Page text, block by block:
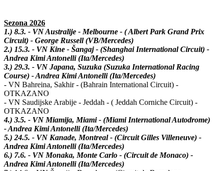
Sezona 2026
1.) 8.3. - VN Australije - Melbourne - ( Albert Park Grand Prix
Circuit) - George Russell (VB/Mercedes)
2.) 15.3. - VN Kine - Šangaj - (Shanghai International Circuit) -
Andrea Kimi Antonelli (Ita/Mercedes)
3.) 29.3. - VN Japana, Suzuka (Suzuka International Racing
Course) - Andrea Kimi Antonelli (Ita/Mercedes)
- VN Bahreina, Sakhir - (Bahrain International Circuit) -
OTKAZANO
- VN Saudijske Arabije - Jeddah - ( Jeddah Corniche Circuit) -
OTKAZANO
4.) 3.5. - VN Miamija, Miami - (Miami International Autodrome)
- Andrea Kimi Antonelli (Ita/Mercedes)
5.) 24.5. - VN Kanade, Montreal - (Circuit Gilles Villeneuve) -
Andrea Kimi Antonelli (Ita/Mercedes)
6.) 7.6. - VN Monaka, Monte Carlo - (Circuit de Monaco) -
Andrea Kimi Antonelli (Ita/Mercedes)